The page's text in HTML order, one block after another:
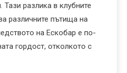
разлика в клубните
различните пътища на
на Ескобар е по-
гордост, отколкото с